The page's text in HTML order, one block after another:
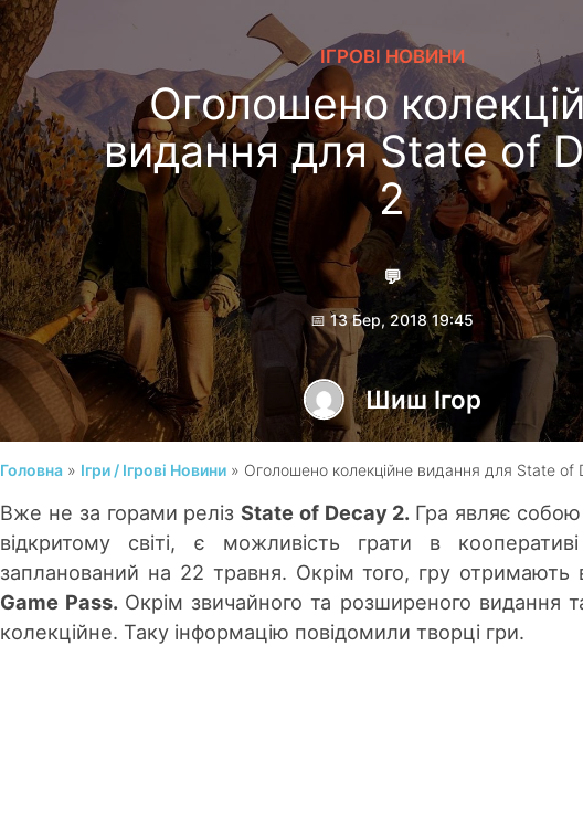
ІГРОВІ НОВИНИ
Оголошено
видання для State of
2
💬
📅 13 Бер, 2018 19:45
Шиш Ігор
Головна » Ігри / Ігрові Новини » Оголошено колекційне видання для State of
Вже не за горами релізState of Decay 2. Гра являє
відкритому світі, є можливість грати в
запланований на 22 травня. Окрім того, гру отримають
Game Pass. Окрім звичайного та розширеного видання
колекційне. Таку інформацію повідомили творці гри.